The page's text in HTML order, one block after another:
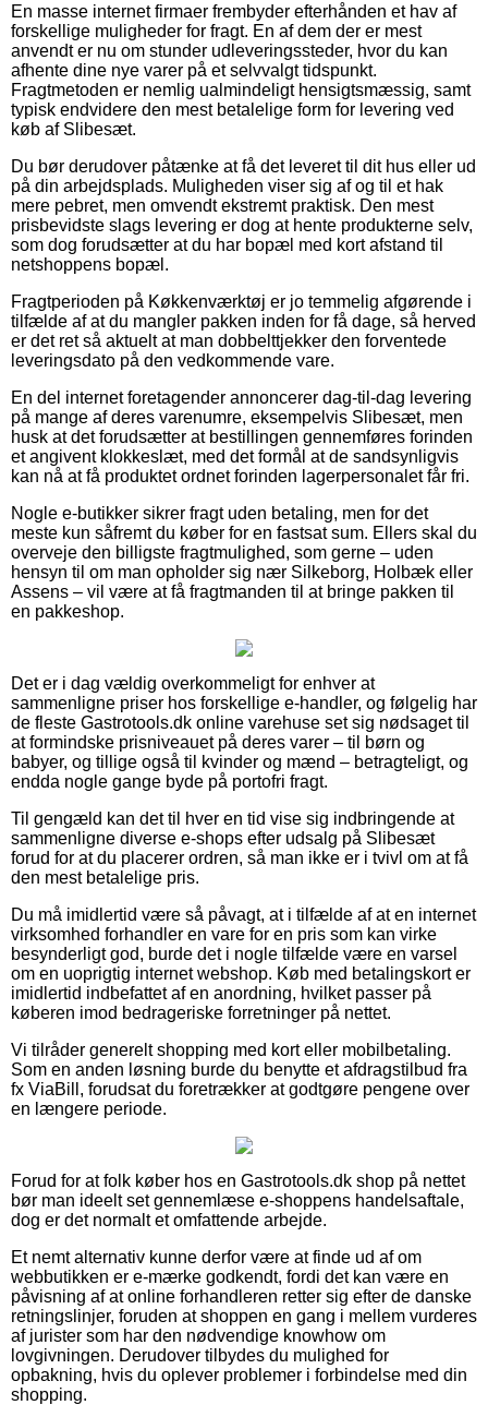
En masse internet firmaer frembyder efterhånden et hav af
forskellige muligheder for fragt. En af dem der er mest
anvendt er nu om stunder udleveringssteder, hvor du kan
afhente dine nye varer på et selvvalgt tidspunkt.
Fragtmetoden er nemlig ualmindeligt hensigtsmæssig, samt
typisk endvidere den mest betalelige form for levering ved
køb af Slibesæt.
Du bør derudover påtænke at få det leveret til dit hus eller ud
på din arbejdsplads. Muligheden viser sig af og til et hak
mere pebret, men omvendt ekstremt praktisk. Den mest
prisbevidste slags levering er dog at hente produkterne selv,
som dog forudsætter at du har bopæl med kort afstand til
netshoppens bopæl.
Fragtperioden på Køkkenværktøj er jo temmelig afgørende i
tilfælde af at du mangler pakken inden for få dage, så herved
er det ret så aktuelt at man dobbelttjekker den forventede
leveringsdato på den vedkommende vare.
En del internet foretagender annoncerer dag-til-dag levering
på mange af deres varenumre, eksempelvis Slibesæt, men
husk at det forudsætter at bestillingen gennemføres forinden
et angivent klokkeslæt, med det formål at de sandsynligvis
kan nå at få produktet ordnet forinden lagerpersonalet får fri.
Nogle e-butikker sikrer fragt uden betaling, men for det
meste kun såfremt du køber for en fastsat sum. Ellers skal du
overveje den billigste fragtmulighed, som gerne – uden
hensyn til om man opholder sig nær Silkeborg, Holbæk eller
Assens – vil være at få fragtmanden til at bringe pakken til
en pakkeshop.
Det er i dag vældig overkommeligt for enhver at
sammenligne priser hos forskellige e-handler, og følgelig har
de fleste Gastrotools.dk online varehuse set sig nødsaget til
at formindske prisniveauet på deres varer – til børn og
babyer, og tillige også til kvinder og mænd – betragteligt, og
endda nogle gange byde på portofri fragt.
Til gengæld kan det til hver en tid vise sig indbringende at
sammenligne diverse e-shops efter udsalg på Slibesæt
forud for at du placerer ordren, så man ikke er i tvivl om at få
den mest betalelige pris.
Du må imidlertid være så påvagt, at i tilfælde af at en internet
virksomhed forhandler en vare for en pris som kan virke
besynderligt god, burde det i nogle tilfælde være en varsel
om en uoprigtig internet webshop. Køb med betalingskort er
imidlertid indbefattet af en anordning, hvilket passer på
køberen imod bedrageriske forretninger på nettet.
Vi tilråder generelt shopping med kort eller mobilbetaling.
Som en anden løsning burde du benytte et afdragstilbud fra
fx ViaBill, forudsat du foretrækker at godtgøre pengene over
en længere periode.
Forud for at folk køber hos en Gastrotools.dk shop på nettet
bør man ideelt set gennemlæse e-shoppens handelsaftale,
dog er det normalt et omfattende arbejde.
Et nemt alternativ kunne derfor være at finde ud af om
webbutikken er e-mærke godkendt, fordi det kan være en
påvisning af at online forhandleren retter sig efter de danske
retningslinjer, foruden at shoppen en gang i mellem vurderes
af jurister som har den nødvendige knowhow om
lovgivningen. Derudover tilbydes du mulighed for
opbakning, hvis du oplever problemer i forbindelse med din
shopping.